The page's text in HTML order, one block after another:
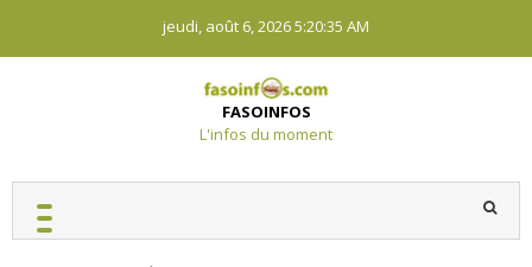
content
jeudi, août 6, 20265:20:36 AM
FASOINFOS
L'infos du moment